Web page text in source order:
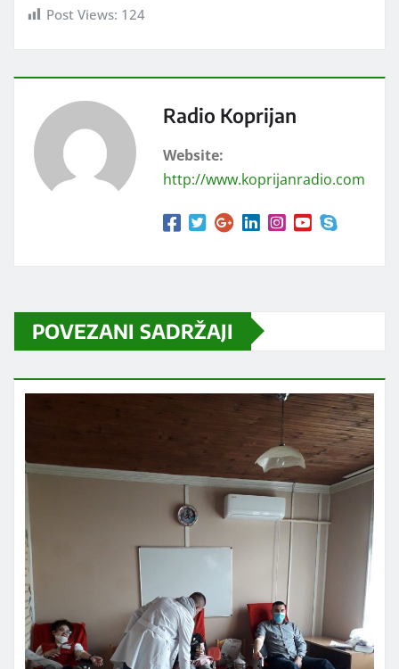
Post Views: 124
Radio Koprijan
Website:
http://www.koprijanradio.com
POVEZANI SADRŽAJI